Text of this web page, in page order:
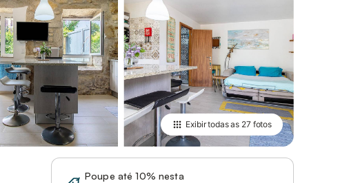
Exibir todas as 27 fotos
Poupe até 10% nesta